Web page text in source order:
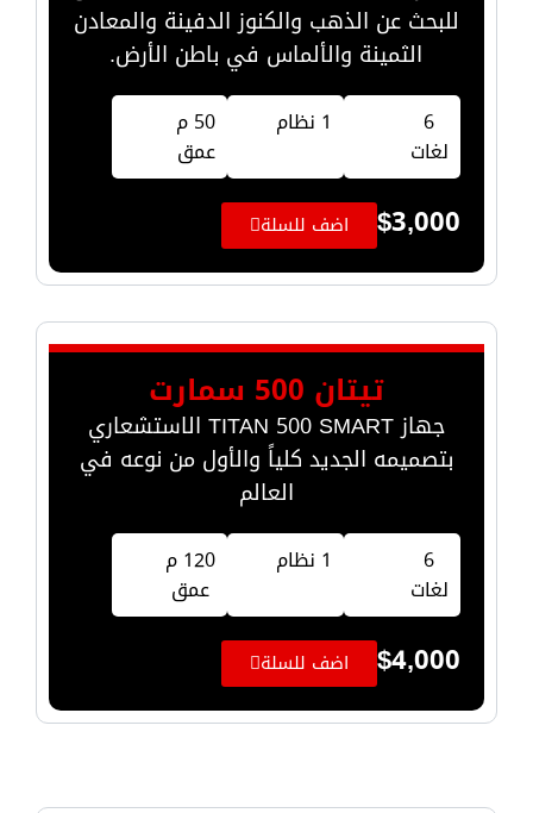
للبحث عن الذهب والكنوز الدفينة والمعادن
الثمينة والألماس في باطن الأرض.
6
لغات
1 نظام
50 م
عمق
$3,000 اضف للسلة
تيتان 500 سمارت
جهاز TITAN 500 SMART الاستشعاري
بتصميمه الجديد كلياً والأول من نوعه في
العالم
6
لغات
1 نظام
120 م
عمق
$4,000 اضف للسلة